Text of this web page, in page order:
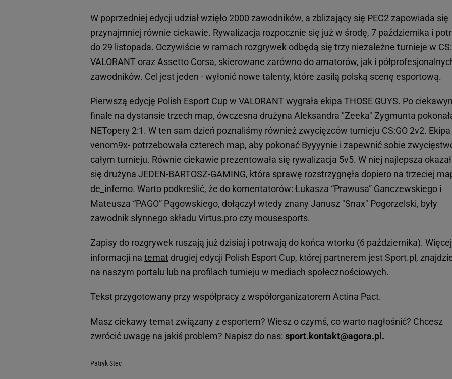
W poprzedniej edycji udział wzięło 2000 zawodników, a zbliżający się PEC2 zapowiada się
przynajmniej równie ciekawie. Rywalizacja rozpocznie się już w środę, 7 października i
do 29 listopada. Oczywiście w ramach rozgrywek odbędą się trzy niezależne turnieje w
VALORANT oraz Assetto Corsa, skierowane zarówno do amatorów, jak i
zawodników. Cel jest jeden - wyłonić nowe talenty, które zasilą polską scenę esportową.
Pierwszą edycję Polish Esport Cup w VALORANT wygrała ekipa THOSE GUYS. Po
finale na dystansie trzech map, ówczesna drużyna Aleksandra "Zeeka" Zygmunta
NETopery 2:1. W ten sam dzień poznaliśmy również zwycięzców turnieju CS:GO 2v2. Ekipa
venom9x- potrzebowała czterech map, aby pokonać Byyyynie i zapewnić sobie
całym turnieju. Równie ciekawie prezentowała się rywalizacja 5v5. W niej najlepsza
się drużyna JEDEN-BARTOSZ-GAMING, która sprawę rozstrzygnęła dopiero na trzeciej
de_inferno. Warto podkreślić, że do komentatorów: Łukasza “Prawusa” Ganczewskiego i
Mateusza “PAGO” Pągowskiego, dołączył wtedy znany Janusz "Snax" Pogorzelski, były
zawodnik słynnego składu Virtus.pro czy mousesports.
Zapisy do rozgrywek ruszają już dzisiaj i potrwają do końca wtorku (6 października). Więcej
informacji na temat drugiej edycji Polish Esport Cup, której partnerem jest Sport.pl,
na naszym portalu lub na profilach turnieju w mediach społecznościowych.
Tekst przygotowany przy współpracy z współorganizatorem Actina Pact.
Masz ciekawy temat związany z esportem? Wiesz o czymś, co warto nagłośnić? Chcesz
zwrócić uwagę na jakiś problem? Napisz do nas: sport.kontakt@agora.pl.
Patryk Stec